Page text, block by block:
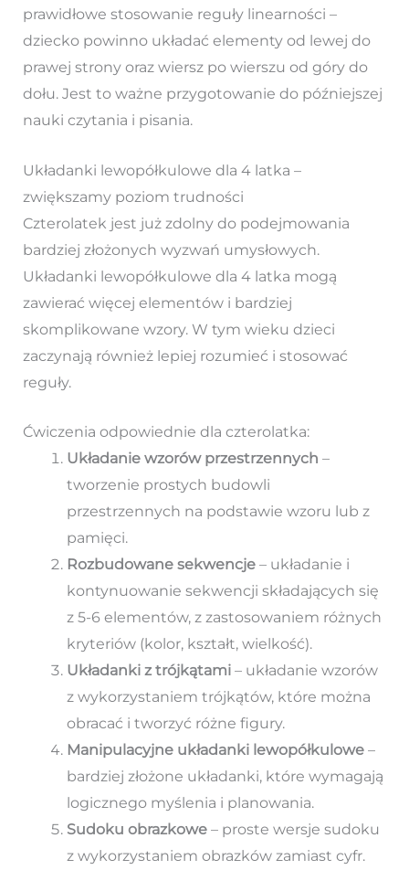
prawidłowe stosowanie reguły linearności –
dziecko powinno układać elementy od lewej do
prawej strony oraz wiersz po wierszu od góry do
dołu. Jest to ważne przygotowanie do późniejszej
nauki czytania i pisania.
Układanki lewopółkulowe dla 4 latka –
zwiększamy poziom trudności
Czterolatek jest już zdolny do podejmowania
bardziej złożonych wyzwań umysłowych.
Układanki lewopółkulowe dla 4 latka mogą
zawierać więcej elementów i bardziej
skomplikowane wzory. W tym wieku dzieci
zaczynają również lepiej rozumieć i stosować
reguły.
Ćwiczenia odpowiednie dla czterolatka:
Układanie wzorów przestrzennych –
tworzenie prostych budowli
przestrzennych na podstawie wzoru lub z
pamięci.
Rozbudowane sekwencje– układanie i
kontynuowanie sekwencji składających się
z 5-6 elementów, z zastosowaniem różnych
kryteriów (kolor, kształt, wielkość).
Układanki z trójkątami– układanie wzorów
z wykorzystaniem trójkątów, które można
obracać i tworzyć różne figury.
Manipulacyjne układanki lewopółkulowe–
bardziej złożone układanki, które wymagają
logicznego myślenia i planowania.
Sudoku obrazkowe– proste wersje sudoku
z wykorzystaniem obrazków zamiast cyfr.